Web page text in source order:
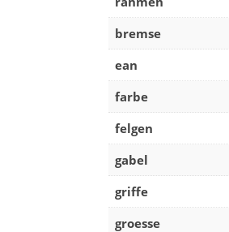
bremse
ean
farbe
felgen
gabel
griffe
groesse